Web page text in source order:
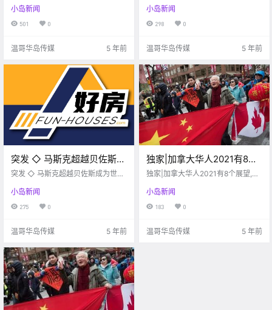
Shoppers的护肤美妆产品、生活必
需品以及母婴产品都让很多华人及
忠实的回头客.
小岛新闻
501 0
温哥华岛传媒 5 年前
《孤独星球》列出了加拿大十大海
滩 其中有三个都在BC省 他们分别是
小岛新闻
298 0
温哥华岛传媒 5 年前
突发 ◇ 马斯克超越贝佐斯成
为世界首富！净资产1.2万亿
突发 ◇ 马斯克超越贝佐斯成为世界
小岛新闻
275 0
温哥华岛传媒 5 年前
独家|加拿大华人2021有8个
展望,都与自身定位有关,您认
独家|加拿大华人2021有8个展望,都
小岛新闻
183 0
温哥华岛传媒 5 年前